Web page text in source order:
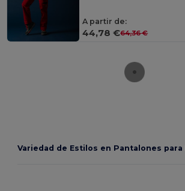
A partir de:
44,78 €64,36 €
Variedad de Estilos en Pantalones para